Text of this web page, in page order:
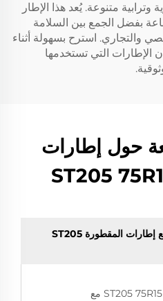
متنوعة. يُعد هذا الإطار
بفضل الجمع بين السلامة
والتجاري. استرح بسهولة أثناء
التي تستخدمها
حول إطارات
ما هي المركبات المتوافقة مع إطارات المقطورة ST205
تتوافق إطارات المقطورة ST205 75R15 مع